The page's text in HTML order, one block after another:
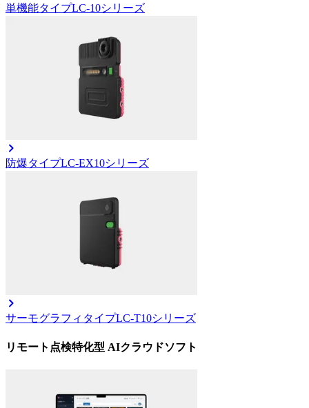
単機能タイプLC-10シリーズ
防爆タイプLC-EX10シリーズ
サーモグラフィタイプLC-T10シリーズ
リモート点検特化型 AIクラウドソフト